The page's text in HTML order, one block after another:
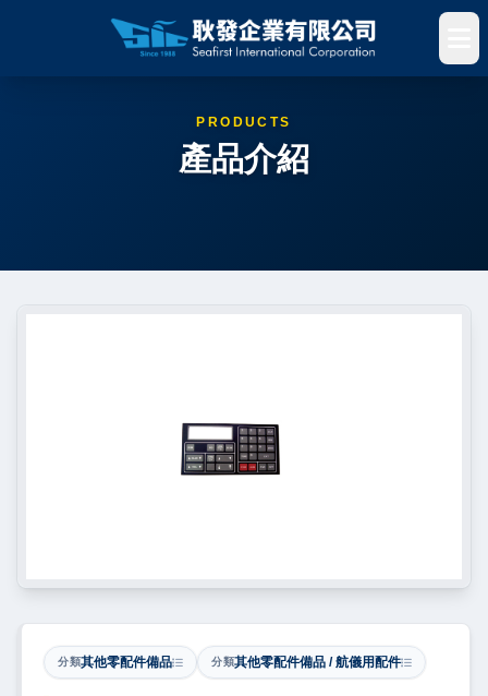
PRODUCTS
產品介紹
分類其他零配件備品 分類其他零配件備品 / 航儀用配件